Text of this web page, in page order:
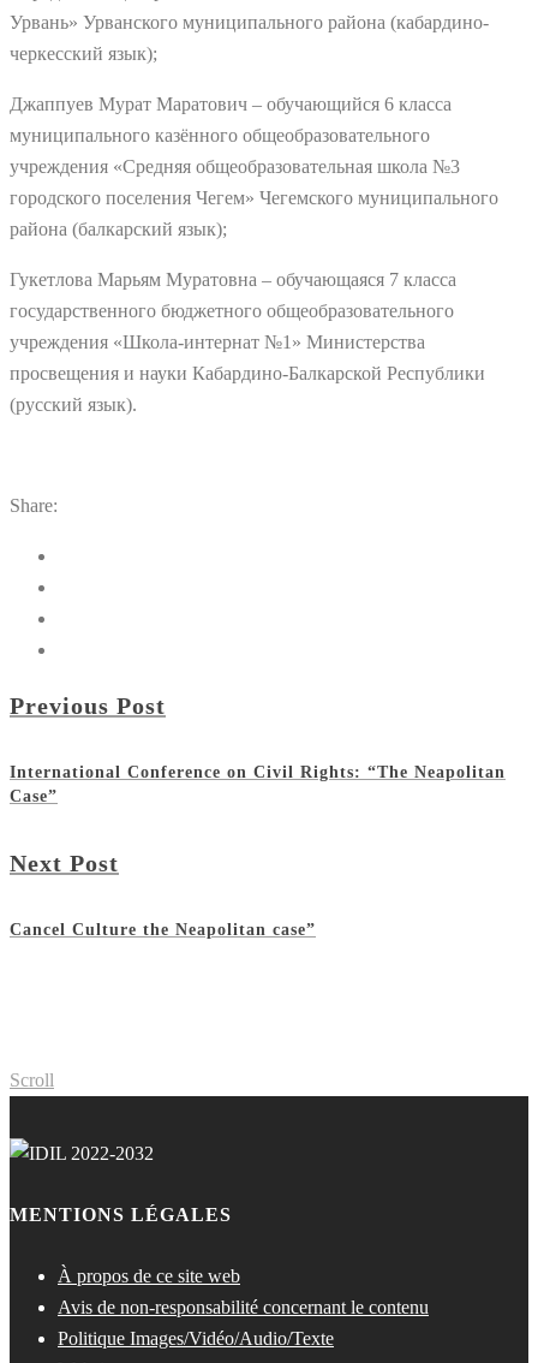
Урвань» Урванского муниципального района (кабардино-
черкесский язык);
Джаппуев Мурат Маратович – обучающийся 6 класса
муниципального казённого общеобразовательного
учреждения «Средняя общеобразовательная школа №3
городского поселения Чегем» Чегемского муниципального
района (балкарский язык);
Гукетлова Марьям Муратовна – обучающаяся 7 класса
государственного бюджетного общеобразовательного
учреждения «Школа-интернат №1» Министерства
просвещения и науки Кабардино-Балкарской Республики
(русский язык).
Share:
Previous Post
International Conference on Civil Rights: “The Neapolitan
Case”
Next Post
Cancel Culture the Neapolitan case”
Scroll
MENTIONS LÉGALES
À propos de ce site web
Avis de non-responsabilité concernant le contenu
Politique Images/Vidéo/Audio/Texte